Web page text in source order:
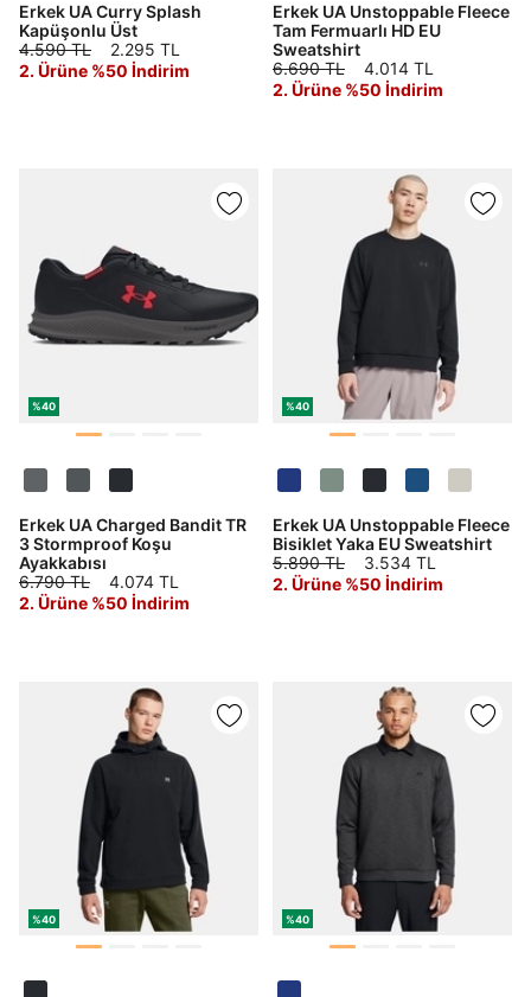
Erkek UA Curry Splash
Kapüşonlu Üst
4.590 TL
2.295 TL
2. Ürüne %50 İndirim
Erkek UA Unstoppable Fleece
Tam Fermuarlı HD EU
Sweatshirt
6.690 TL
4.014 TL
2. Ürüne %50 İndirim
%40
Erkek UA Charged Bandit TR
3 Stormproof Koşu
Ayakkabısı
6.790 TL
4.074 TL
2. Ürüne %50 İndirim
%40
Erkek UA Unstoppable Fleece
Bisiklet Yaka EU Sweatshirt
5.890 TL
3.534 TL
2. Ürüne %50 İndirim
%40 %40
Hızlı sipariş takibi.
Kayıt Ol
E-posta
göster
Giriş Yap
Ad*
Telefon Numarası*
E-posta Adresi*
Şifre*